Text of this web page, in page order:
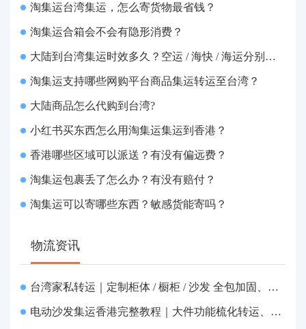
淘集运台湾集运，怎么寄货物最省钱？
淘集运合箱会不会有隐形消费？
大陆到台湾集运时效多久？空运 / 海快 / 海运分别几天
淘集运支持哪些网购平台商品集运转运至台湾？
大陆商品怎么代购到台湾?
小红书买东西怎么用淘集运集运到香港？
香港哪些区域可以派送？有没有偏远费？
淘集运包裹丢了怎么办？有没有赔付？
淘集运可以寄哪些东西？敏感货能寄吗？
物流资讯
台湾家私转运｜定制柜体 / 橱柜 / 沙发 全包加固、清关包税、送货到府
电动沙发集运香港完整教程｜大件功能梳化转运、打包清关上门派送